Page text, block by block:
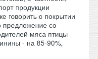
продукции
говорить о покрытии
предложение со
мяса птицы
- на 85-90%,